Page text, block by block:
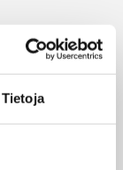
Tietoja